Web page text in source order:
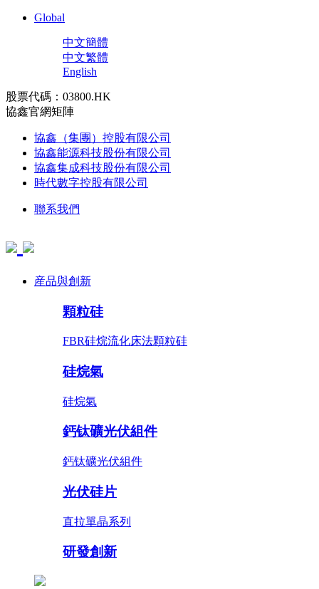
Global
中文簡體
中文繁體
English
股票代碼：03800.HK
協鑫官網矩陣
協鑫（集團）控股有限公司
協鑫能源科技股份有限公司
協鑫集成科技股份有限公司
時代數字控股有限公司
聯系我們
産品與創新
顆粒硅
FBR硅烷流化床法顆粒硅
硅烷氣
硅烷氣
鈣钛礦光伏組件
鈣钛礦光伏組件
光伏硅片
直拉單晶系列
研發創新